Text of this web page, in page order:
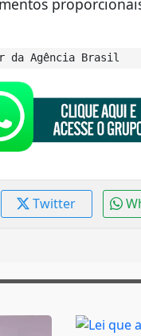
da Agência Brasil
Twitter